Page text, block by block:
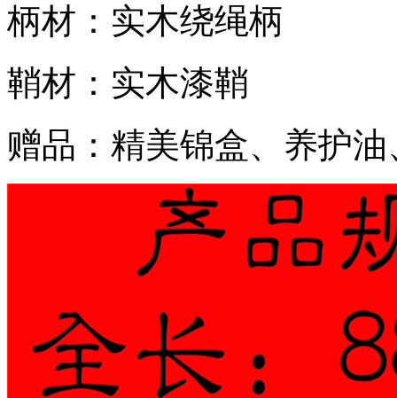
柄材：实木绕绳柄
鞘材：实木漆鞘
赠品：精美锦盒、养护